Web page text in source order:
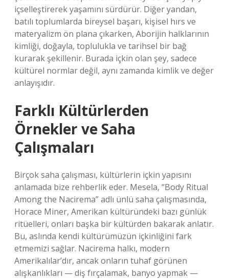
içselleştirerek yaşamını sürdürür. Diğer yandan,
batılı toplumlarda bireysel başarı, kişisel hırs ve
materyalizm ön plana çıkarken, Aborijin halklarının
kimliği, doğayla, toplulukla ve tarihsel bir bağ
kurarak şekillenir. Burada içkin olan şey, sadece
kültürel normlar değil, aynı zamanda kimlik ve değer
anlayışıdır.
Farklı Kültürlerden
Örnekler ve Saha
Çalışmaları
Birçok saha çalışması, kültürlerin içkin yapısını
anlamada bize rehberlik eder. Mesela, “Body Ritual
Among the Nacirema” adlı ünlü saha çalışmasında,
Horace Miner, Amerikan kültüründeki bazı günlük
ritüelleri, onları başka bir kültürden bakarak anlatır.
Bu, aslında kendi kültürümüzün içkinliğini fark
etmemizi sağlar. Nacirema halkı, modern
Amerikalılar’dır, ancak onların tuhaf görünen
alışkanlıkları — diş fırçalamak, banyo yapmak —